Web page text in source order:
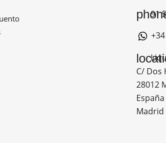
91
C/ Dos
28012
España
Madrid